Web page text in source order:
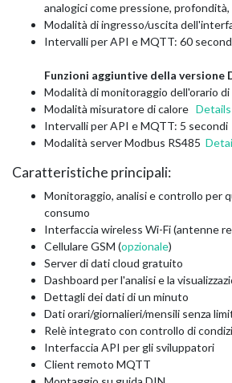
analogici come pressione, profondità,
Modalità di ingresso/uscita
Intervalli per API e MQTT: 60
Funzioni aggiuntive della versione
Modalità di monitoraggio dell'orario
Modalità misuratore di calore Details
Intervalli per API e MQTT: 5 secondi
Modalità server Modbus RS485
Caratteristiche principali:
Monitoraggio, analisi e controllo per
consumo
Interfaccia wireless Wi-Fi (antenne
Cellulare GSM (opzionale)
Server di dati cloud gratuito
Dashboard per l'analisi e la
Dettagli dei dati di un minuto
Dati orari/giornalieri/mensili senza
Relè integrato con controllo di
Interfaccia API per gli sviluppatori
Client remoto MQTT